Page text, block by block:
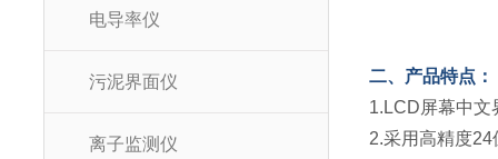
电导率仪
污泥界面仪
离子监测仪
二、产品特点：
1.LCD屏幕中文
2.采用高精度